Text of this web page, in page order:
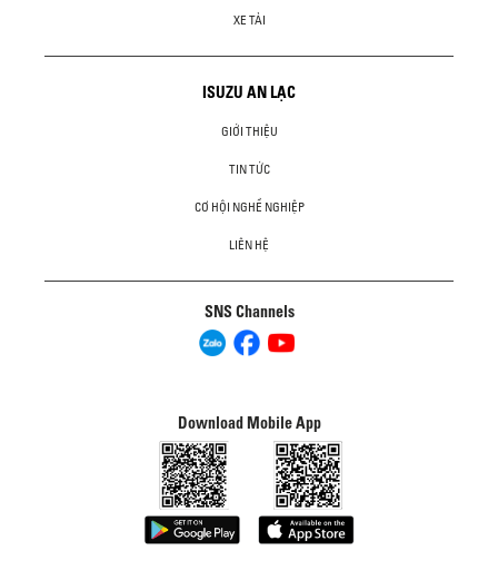
XE TẢI
ISUZU AN LẠC
GIỚI THIỆU
TIN TỨC
CƠ HỘI NGHỀ NGHIỆP
LIÊN HỆ
SNS Channels
Download Mobile App